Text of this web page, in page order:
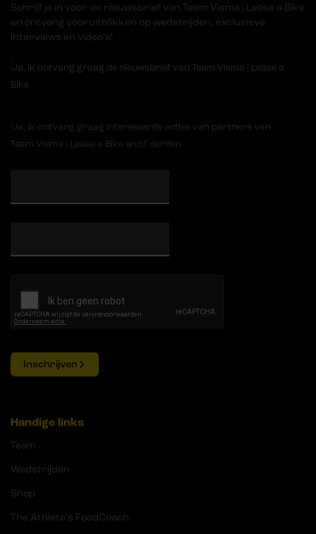
Schrijf je in voor de nieuwsbrief van Team Visma | Lease a Bike
en ontvang vooruitblikken op wedstrijden, exclusieve
interviews en video's!
Ja, ik ontvang graag de nieuwsbrief van Team Visma | Lease a
Bike
Ja, ik ontvang graag interessante acties van partners van
Team Visma | Lease a Bike en/of derden
Inschrijven
Handige links
Team
Wedstrijden
Shop
The Athlete's FoodCoach